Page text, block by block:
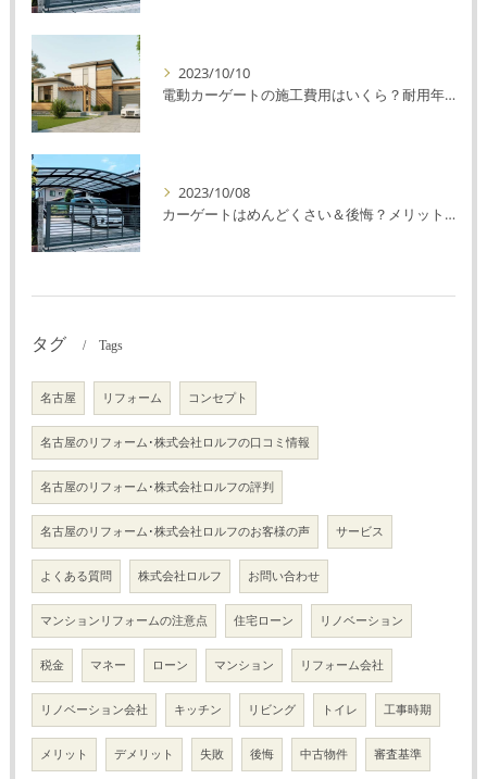
2023/10/10
電動カーゲートの施工費用はいくら？耐用年数や注意点を解説！
2023/10/08
カーゲートはめんどくさい＆後悔？メリット・デメリットを解説！
タグ Tags
名古屋 リフォーム コンセプト
名古屋のリフォーム･株式会社ロルフの口コミ情報
名古屋のリフォーム･株式会社ロルフの評判
名古屋のリフォーム･株式会社ロルフのお客様の声 サービス
よくある質問 株式会社ロルフ お問い合わせ
マンションリフォームの注意点 住宅ローン リノベーション
税金 マネー ローン マンション リフォーム会社
リノベーション会社 キッチン リビング トイレ 工事時期
メリット デメリット 失敗 後悔 中古物件 審査基準